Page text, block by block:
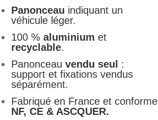
prix :
Panonceau indiquant un
véhicule léger.
100 % aluminium et
recyclable.
Panonceau vendu seul
:
support et fixations vendus
séparément.
Fabriqué en France et conforme
NF, CE & ASCQUER.